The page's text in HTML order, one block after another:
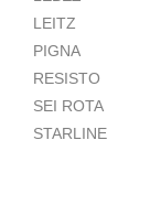
LEITZ
PIGNA
RESISTO
SEI ROTA
STARLINE